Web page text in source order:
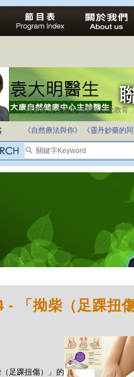
自家教育合法化-推動多元化教育
《自然療法與你》 《靈丹妙藥的同
- 「拗柴（足踝扭
足踝扭傷）」的